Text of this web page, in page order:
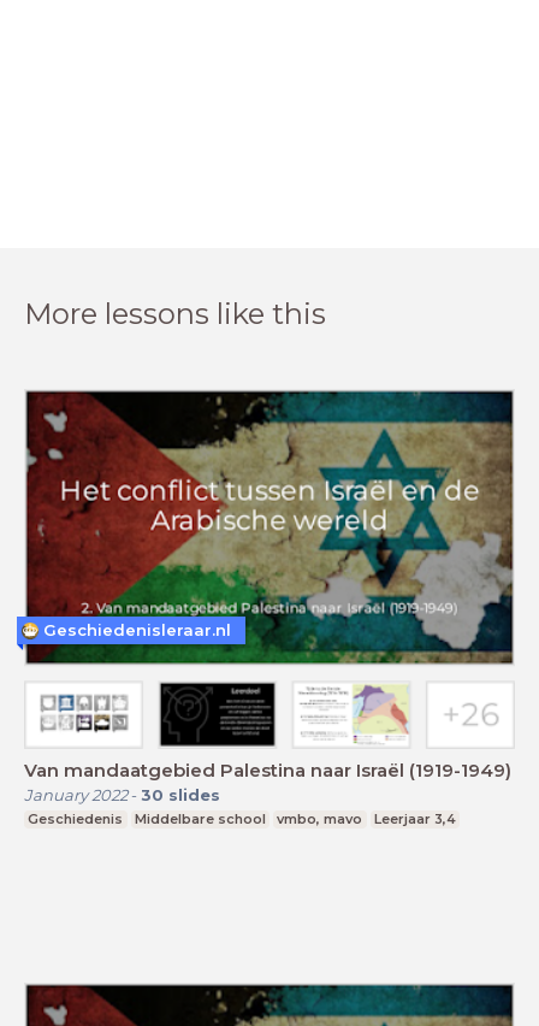
More lessons like this
Van mandaatgebied Palestina naar Israël (1919-1949)
January 2022- 30 slides
Geschiedenis Middelbare school vmbo, mavo Leerjaar 3,4
Geschiedenisleraar.nl